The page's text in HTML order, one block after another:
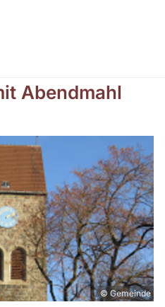
Abendmahl
© Gemeinde